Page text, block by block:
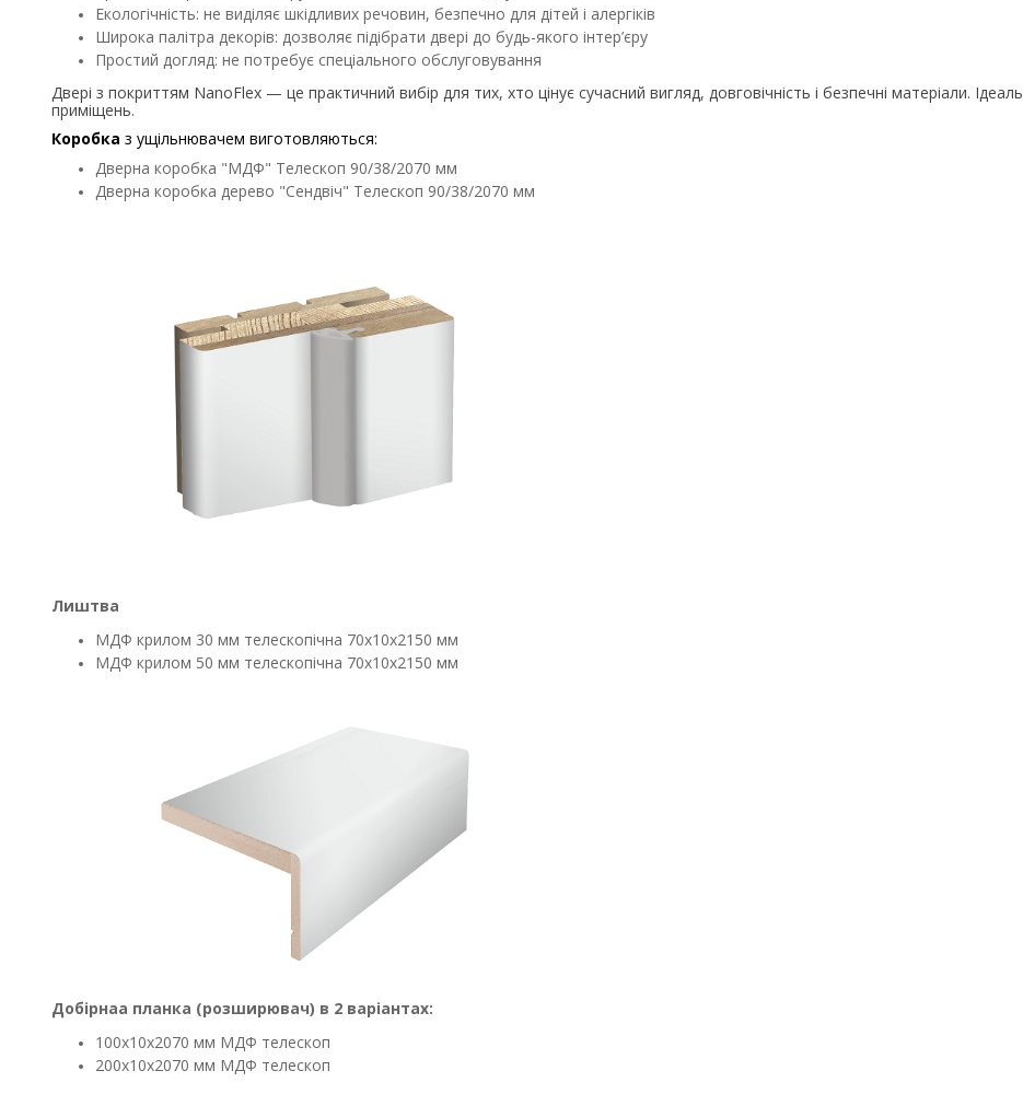
Екологічність: не виділяє шкідливих речовин, безпечно для дітей і алергіків
Широка палітра декорів: дозволяє підібрати двері до будь-якого інтер’єру
Простий догляд: не потребує спеціального обслуговування
Двері з покриттям NanoFlex — це практичний вибір для тих, хто цінує сучасний вигляд, довговічність і безпечні матеріали.
приміщень.
Коробка з ущільнювачем виготовляються:
Дверна коробка "МДФ" Телескоп 90/38/2070 мм
Дверна коробка дерево "Сендвіч" Телескоп 90/38/2070 мм
Лиштва
МДФ крилом 30 мм телескопічна 70х10х2150 мм
МДФ крилом 50 мм телескопічна 70х10х2150 мм
Добірнаа планка (розширювач) в 2 варіантах:
100х10х2070 мм МДФ телескоп
200х10х2070 мм МДФ телескоп